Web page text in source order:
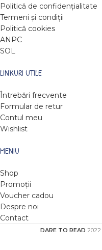
Politică de confidențialitate
Termeni și condiții
Politică cookies
ANPC
SOL
LINKURI UTILE
Întrebări frecvente
Formular de retur
Contul meu
Wishlist
MENIU
Shop
Promoții
Voucher cadou
Despre noi
Contact
DARE TO READ 2022